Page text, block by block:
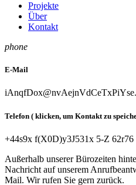
Projekte
Über
Kontakt
phone
E-Mail
iAnqfDox@nvAejnVdCeTxPiYse.
Telefon ( klicken, um Kontakt zu
+44s9x f(X0D)y3J531x 5-Z 62r76
Außerhalb unserer Bürozeiten
Nachricht auf unserem
Mail. Wir rufen Sie gern zurück.